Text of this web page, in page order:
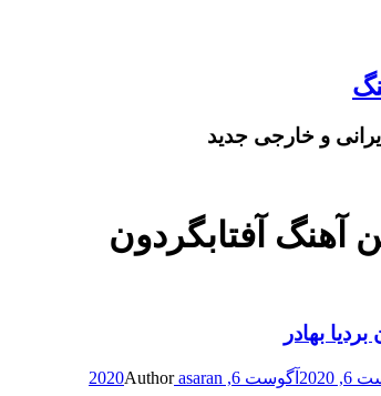
و خارجی جدید
آفتابگردون
بهادر
2020 آگوست 6, 2020 Authorasaran